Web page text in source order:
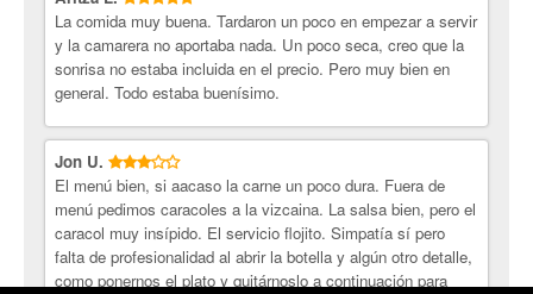
siempre tienen la oportunidad de comer y cenar en
establecimientos de tan alto nivel.
¡Come rico con Colectivia!
La comida muy buena. Tardaron un poco en empezar a servir
y la camarera no aportaba nada. Un poco seca, creo que la
sonrisa no estaba incluida en el precio. Pero muy bien en
general. Todo estaba buenísimo.
Jon U.
El menú bien, si aacaso la carne un poco dura. Fuera de
menú pedimos caracoles a la vizcaina. La salsa bien, pero el
caracol muy insípido. El servicio flojito. Simpatía sí pero
falta de profesionalidad al abrir la botella y algún otro detalle,
como ponernos el plato y quitárnoslo a continuación para